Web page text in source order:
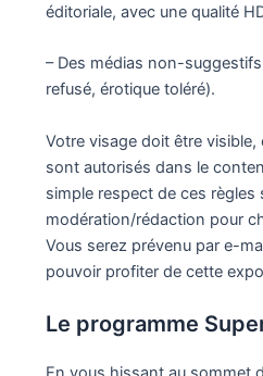
éditoriale, avec une qualité
– Des médias non-
refusé, érotique toléré).
Votre visage doit être
sont autorisés dans le
simple respect de ces règles
modération/rédaction pour
Vous serez prévenu par e-
pouvoir profiter de cette
Le programme